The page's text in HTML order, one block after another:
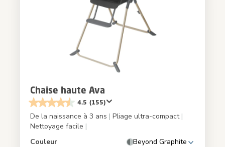
Chaise haute Ava
4.5 (155)
De la naissance à 3 ans | Pliage ultra-compact |
Nettoyage facile |
Couleur
Beyond Graphite